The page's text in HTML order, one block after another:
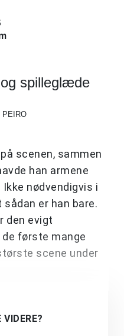
spilleglæde
PEIRO
scenen, sammen
han armene
nødvendigvis i
er han bare.
den evigt
første mange
scene under